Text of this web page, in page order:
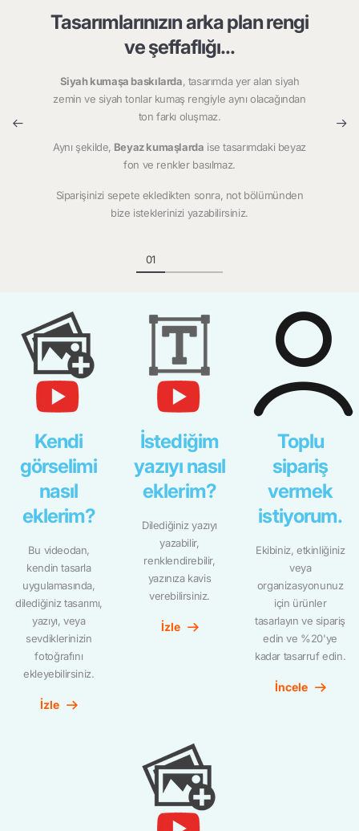
Tasarımlarınızın arka plan rengi
ve şeffaflığı...
Siyah kumaşa baskılarda, tasarımda yer alan siyah
zemin ve siyah tonlar kumaş rengiyle aynı olacağından
ton farkı oluşmaz.
Aynı şekilde, Beyaz kumaşlarda ise tasarımdaki beyaz
fon ve renkler basılmaz.
Siparişinizi sepete ekledikten sonra, not bölümünden
bize isteklerinizi yazabilirsiniz.
Kendi
görselimi
nasıl
eklerim?
Bu videodan,
kendin tasarla
uygulamasında,
dilediğiniz tasarımı,
yazıyı, veya
sevdiklerinizin
fotoğrafını
ekleyebilirsiniz.
İzle
İstediğim
yazıyı nasıl
eklerim?
Dilediğiniz yazıyı
yazabilir,
renklendirebilir,
yazınıza kavis
verebilirsiniz.
İzle
Toplu
sipariş
vermek
istiyorum.
Ekibiniz, etkinliğiniz
veya
organizasyonunuz
için ürünler
tasarlayın ve sipariş
edin ve %20'ye
kadar tasarruf edin.
İncele